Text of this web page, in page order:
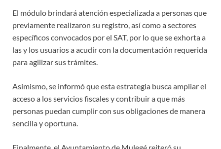
El módulo brindará atención especializada a personas que
previamente realizaron su registro, así como a sectores
específicos convocados por el SAT, por lo que se exhorta a
las y los usuarios a acudir con la documentación requerida
para agilizar sus trámites.
Asimismo, se informó que esta estrategia busca ampliar el
acceso a los servicios fiscales y contribuir a que más
personas puedan cumplir con sus obligaciones de manera
sencilla y oportuna.